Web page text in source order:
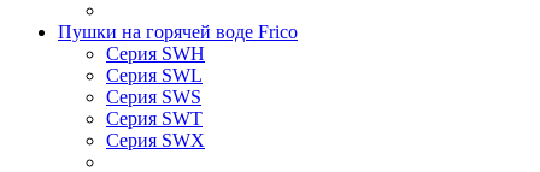
Пушки на горячей воде Frico
Серия SWH
Серия SWL
Серия SWS
Серия SWT
Серия SWX